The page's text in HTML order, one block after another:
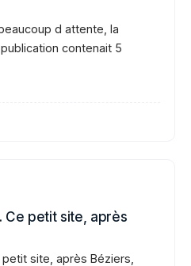
d attente, la
contenait 5
Ce petit site, après
site, après Béziers,